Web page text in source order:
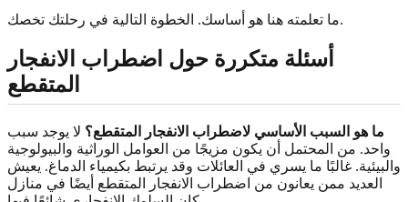
ما تعلمته هنا هو أساسك. الخطوة التالية في رحلتك تخصك.
أسئلة متكررة حول اضطراب الانفجار
المتقطع
ما هو السبب الأساسي لاضطراب الانفجار المتقطع؟ لا يوجد سبب
واحد. من المحتمل أن يكون مزيجًا من العوامل الوراثية والبيولوجية
والبيئية. غالبًا ما يسري في العائلات وقد يرتبط بكيمياء الدماغ. يعيش
العديد ممن يعانون من اضطراب الانفجار المتقطع أيضًا في منازل